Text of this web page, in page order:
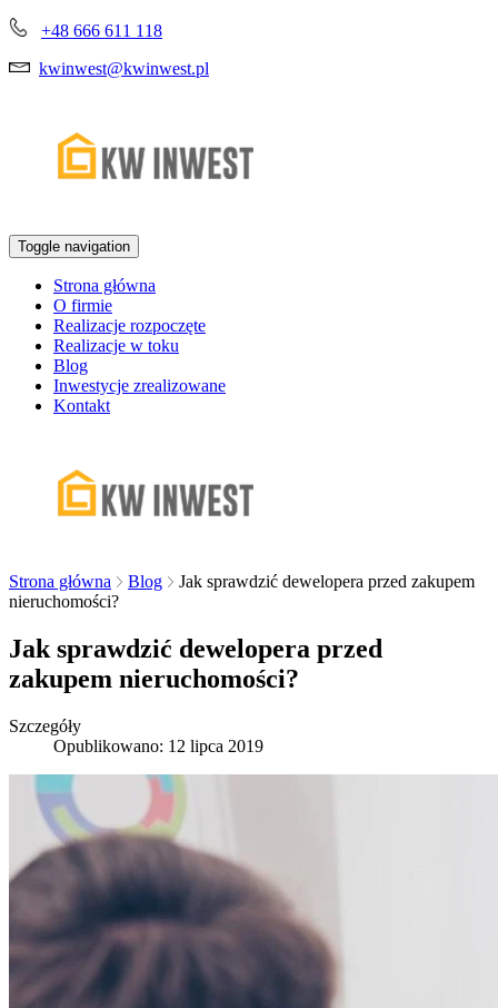
+48 666 611 118
kwinwest@kwinwest.pl
Toggle navigation
Strona główna
O firmie
Realizacje rozpoczęte
Realizacje w toku
Blog
Inwestycje zrealizowane
Kontakt
Strona główna Blog
Jak sprawdzić dewelopera przed zakupem
nieruchomości?
Jak sprawdzić dewelopera przed
zakupem nieruchomości?
Szczegóły
Opublikowano: 12 lipca 2019